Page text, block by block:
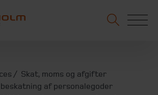
Skat, moms og afgifter
af personalegoder